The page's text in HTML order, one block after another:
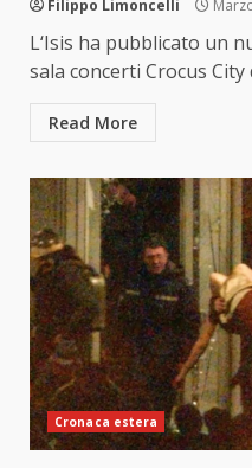
Filippo Limoncelli
L‘Isis ha pubblicato un
sala concerti Crocus City
Read More
Cronaca estera